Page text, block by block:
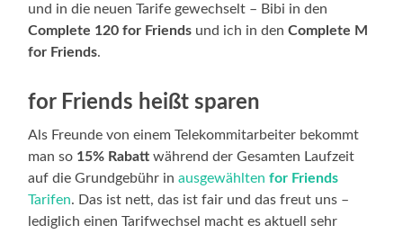
und in die neuen Tarife gewechselt – Bibi in den
Complete 120 for Friends und ich in denComplete M
for Friends.
for Friends heißt sparen
Als Freunde von einem Telekommitarbeiter bekommt
man so 15% Rabatt während der Gesamten Laufzeit
auf die Grundgebühr inausgewähltenfor Friends
Tarifen. Das ist nett, das ist fair und das freut uns –
lediglich einen Tarifwechsel macht es aktuell sehr